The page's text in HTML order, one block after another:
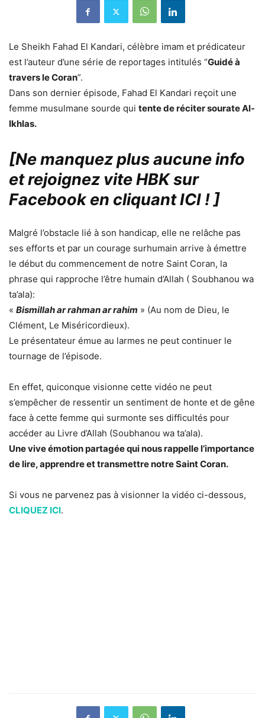
Le Sheikh Fahad El Kandari, célèbre imam et prédicateur
est l’auteur d’une série de reportages intitulés “Guidé à
travers le Coran”.
Dans son dernier épisode, Fahad El Kandari reçoit une
femme musulmane sourde qui tente de réciter sourate Al-
Ikhlas.
[Ne manquez plus aucune info
et rejoignez vite HBK sur
Facebook en cliquant ICI !]
Malgré l’obstacle lié à son handicap, elle ne relâche pas
ses efforts et par un courage surhumain arrive à émettre
le début du commencement de notre Saint Coran, la
phrase qui rapproche l’être humain d’Allah ( Soubhanou wa
ta’ala):
« Bismillah ar rahman ar rahim » (Au nom de Dieu, le
Clément, Le Miséricordieux).
Le présentateur émue au larmes ne peut continuer le
tournage de l’épisode.
En effet, quiconque visionne cette vidéo ne peut
s’empêcher de ressentir un sentiment de honte et de gêne
face à cette femme qui surmonte ses difficultés pour
accéder au Livre d’Allah (Soubhanou wa ta’ala).
Une vive émotion partagée qui nous rappelle l’importance
de lire, apprendre et transmettre notre Saint Coran.
Si vous ne parvenez pas à visionner la vidéo ci-dessous,
CLIQUEZ ICI.